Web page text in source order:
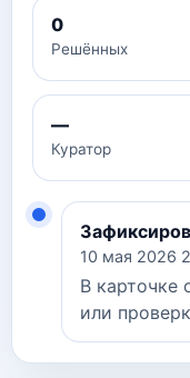
0
Решённых
—
Куратор
10 мая 2026
В карточке
или